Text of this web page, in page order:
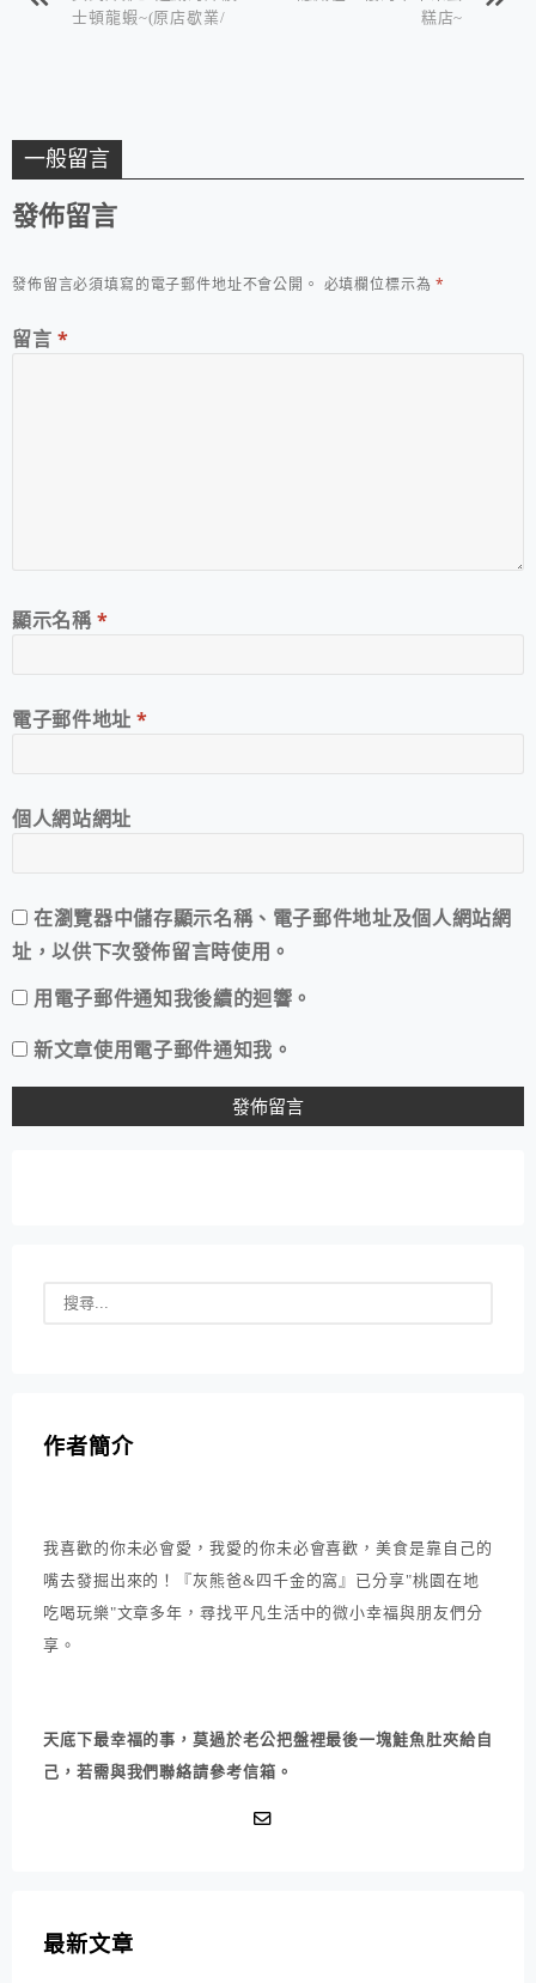
士頓龍蝦~(原店歇業/
糕店~
一般留言
發佈留言
發佈留言必須填寫的電子郵件地址不會公開。 必填欄位標示為*
留言 *
顯示名稱*
電子郵件地址*
個人網站網址
在瀏覽器中儲存顯示名稱、電子郵件地址及個人網站網
址，以供下次發佈留言時使用。
用電子郵件通知我後續的迴響。
新文章使用電子郵件通知我。
作者簡介
我喜歡的你未必會愛，我愛的你未必會喜歡，美食是靠自己的
嘴去發掘出來的！『灰熊爸&四千金的窩』已分享"桃園在地
吃喝玩樂"文章多年，尋找平凡生活中的微小幸福與朋友們分
享。
天底下最幸福的事，莫過於老公把盤裡最後一塊鮭魚肚夾給自
己，若需與我們聯絡請參考信箱。
最新文章